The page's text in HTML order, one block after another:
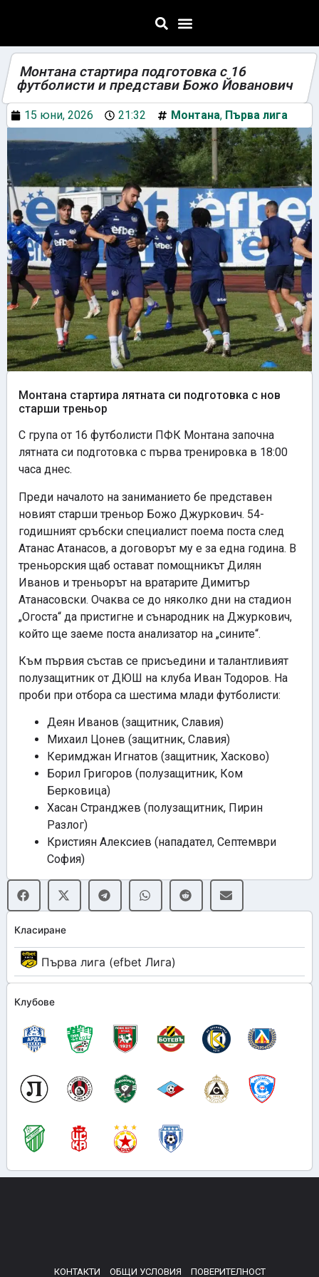
Класиране
Първа лига (efbet Лига)
Клубове
Монтана стартира подготовка с 16
футболисти и представи Божо Йованович
15 юни, 2026 21:32 Монтана, Първа лига
Монтана стартира лятната си подготовка с нов
старши треньор
С група от 16 футболисти ПФК Монтана започна
лятната си подготовка с първа тренировка в 18:00
часа днес.
Преди началото на заниманието бе представен
новият старши треньор Божо Джуркович. 54-
годишният сръбски специалист поема поста след
Атанас Атанасов, а договорът му е за една година. В
треньорския щаб остават помощникът Дилян
Иванов и треньорът на вратарите Димитър
Атанасовски. Очаква се до няколко дни на стадион
„Огоста“ да пристигне и сънародник на Джуркович,
който ще заеме поста анализатор на „сините“.
Към първия състав се присъедини и талантливият
полузащитник от ДЮШ на клуба Иван Тодоров. На
проби при отбора са шестима млади футболисти:
Деян Иванов (защитник, Славия)
Михаил Цонев (защитник, Славия)
Керимджан Игнатов (защитник, Хасково)
Борил Григоров (полузащитник, Ком
Берковица)
Хасан Странджев (полузащитник, Пирин
Разлог)
Кристиян Алексиев (нападател, Септември
София)
КОНТАКТИ ОБЩИ УСЛОВИЯ ПОВЕРИТЕЛНОСТ